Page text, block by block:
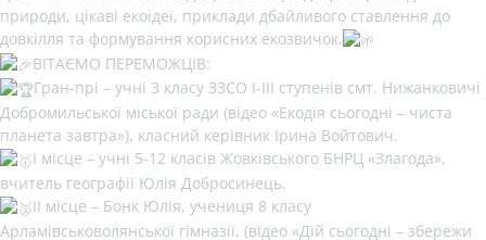
природи, цікаві екоідеї, приклади дбайливого ставлення до
довкілля та формування корисних екозвичок.
ВІТАЄМО ПЕРЕМОЖЦІВ:
Гран-прі – учні 3 класу ЗЗСО І-ІІІ ступенів смт. Нижанковичі
Добромильської міської ради (відео «Екодія сьогодні – чиста
планета завтра»), класний керівник Ірина Войтович.
І місце – учні 5-12 класів Жовківського БНРЦ «Злагода»,
вчитель географії Юлія Добросинець.
ІІ місце – Бонк Юлія, учениця 8 класу
Арламівськоволянської гімназії, (відео «Дій сьогодні – збережи